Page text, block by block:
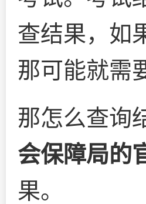
查结果，如
那可能就需
那怎么查询
会保障局的
果。